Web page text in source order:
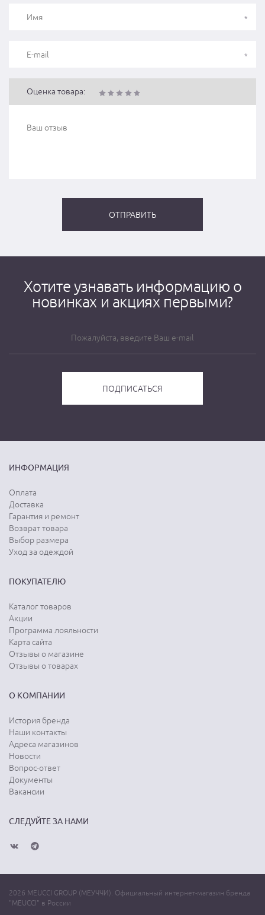
Оценка товара:
Хотите узнавать информацию о
новинках и акциях первыми?
ИНФОРМАЦИЯ
Оплата
Доставка
Гарантия и ремонт
Возврат товара
Выбор размера
Уход за одеждой
ПОКУПАТЕЛЮ
Каталог товаров
Акции
Программа лояльности
Карта сайта
Отзывы о магазине
Отзывы о товарах
О КОМПАНИИ
История бренда
Наши контакты
Адреса магазинов
Новости
Вопрос-ответ
Документы
Вакансии
СЛЕДУЙТЕ ЗА НАМИ
2026 MEUCCI GROUP (МЕУЧЧИ). Официальный интернет-магазин бренда
"MEUCCI" в России